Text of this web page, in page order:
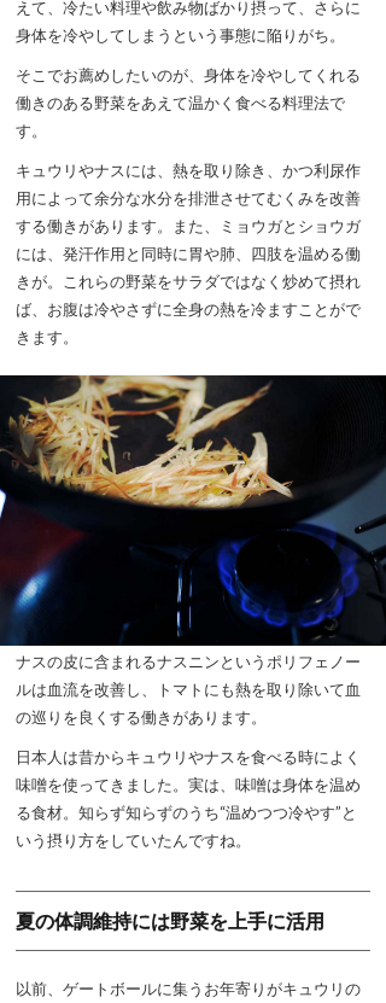
えて、冷たい料理や飲み物ばかり摂って、さらに
身体を冷やしてしまうという事態に陥りがち。
そこでお薦めしたいのが、身体を冷やしてくれる
働きのある野菜をあえて温かく食べる料理法で
す。
キュウリやナスには、熱を取り除き、かつ利尿作
用によって余分な水分を排泄させてむくみを改善
する働きがあります。また、ミョウガとショウガ
には、発汗作用と同時に胃や肺、四肢を温める働
きが。これらの野菜をサラダではなく炒めて摂れ
ば、お腹は冷やさずに全身の熱を冷ますことがで
きます。
ナスの皮に含まれるナスニンというポリフェノー
ルは血流を改善し、トマトにも熱を取り除いて血
の巡りを良くする働きがあります。
日本人は昔からキュウリやナスを食べる時によく
味噌を使ってきました。実は、味噌は身体を温め
る食材。知らず知らずのうち“温めつつ冷やす”と
いう摂り方をしていたんですね。
夏の体調維持には野菜を上手に活用
以前、ゲートボールに集うお年寄りがキュウリの